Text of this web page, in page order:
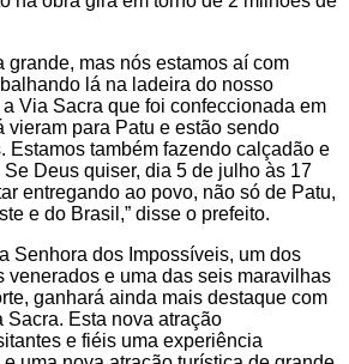
grande, mas nós estamos aí com
lá na ladeira do nosso
Via Sacra que foi confeccionada em
vieram para Patu e estão sendo
Estamos também fazendo calçadão e
Deus quiser, dia 5 de julho às 17
entregando ao povo, não só de Patu,
e do Brasil,” disse o prefeito.
Senhora dos Impossíveis, um dos
venerados e uma das seis maravilhas
ganhará ainda mais destaque com
Esta nova atração
e fiéis uma experiência